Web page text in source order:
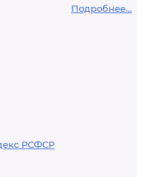
Подробнее...
РСФСР